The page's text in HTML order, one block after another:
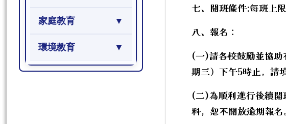
家庭教育
環境教育
七、開班條件:每班上
八、報名：
(一)請各校鼓勵並協助
期三）下午5時止，請
(二)為順利進行後續開
料，恕不開放逾期報名。